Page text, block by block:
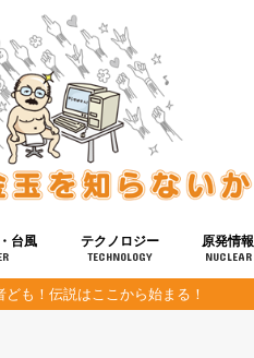
台風 テクノロジー
TECHNOLOGY
健康
宇宙
原発情報
NUCLEAR
ども！伝説はここから始まる！